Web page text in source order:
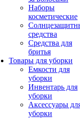
Наборы
косметические
средства
Средства для
бритья
Товары для уборки
Емкости для
уборки
Инвентарь для
уборки
Аксессуары
уборки